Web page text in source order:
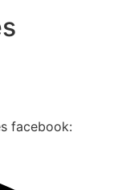
facebook: